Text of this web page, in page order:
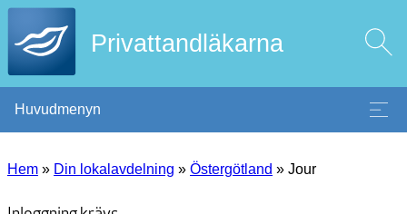
Privattandläkarna
Huvudmenyn
Hem » Din lokalavdelning » Östergötland » Jour